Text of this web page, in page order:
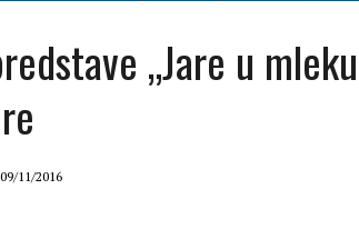
„Jare u
09/11/2016